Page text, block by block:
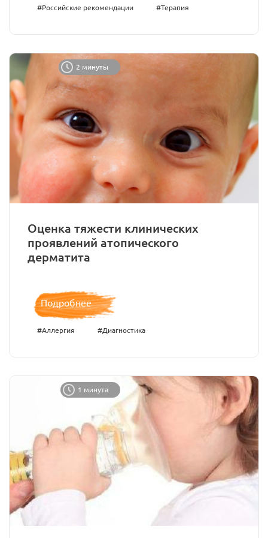
#Российские рекомендации #Терапия
2 минуты
Оценка тяжести клинических
проявлений атопического
дерматита
Подробнее
#Аллергия #Диагностика
1 минута